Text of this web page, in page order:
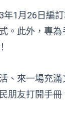
年1月26日編
。此外，專
、來一場充
朋友打開手